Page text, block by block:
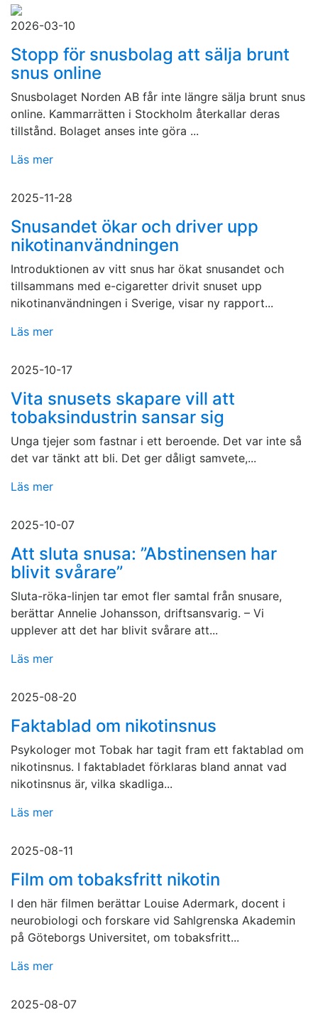
2026-03-10
Stopp för snusbolag att sälja brunt
snus online
Snusbolaget Norden AB får inte längre sälja brunt snus
online. Kammarrätten i Stockholm återkallar deras
tillstånd. Bolaget anses inte göra ...
Läs mer
2025-11-28
Snusandet ökar och driver upp
nikotinanvändningen
Introduktionen av vitt snus har ökat snusandet och
tillsammans med e-cigaretter drivit snuset upp
nikotinanvändningen i Sverige, visar ny rapport...
Läs mer
2025-10-17
Vita snusets skapare vill att
tobaksindustrin sansar sig
Unga tjejer som fastnar i ett beroende. Det var inte så
det var tänkt att bli. Det ger dåligt samvete,...
Läs mer
2025-10-07
Att sluta snusa: ”Abstinensen har
blivit svårare”
Sluta-röka-linjen tar emot fler samtal från snusare,
berättar Annelie Johansson, driftsansvarig. – Vi
upplever att det har blivit svårare att...
Läs mer
2025-08-20
Faktablad om nikotinsnus
Psykologer mot Tobak har tagit fram ett faktablad om
nikotinsnus. I faktabladet förklaras bland annat vad
nikotinsnus är, vilka skadliga...
Läs mer
2025-08-11
Film om tobaksfritt nikotin
I den här filmen berättar Louise Adermark, docent i
neurobiologi och forskare vid Sahlgrenska Akademin
på Göteborgs Universitet, om tobaksfritt...
Läs mer
2025-08-07